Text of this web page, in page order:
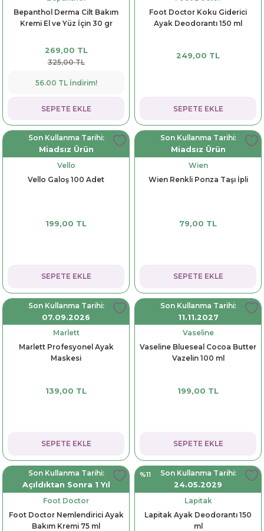
Bepanthol Derma Cilt Bakım
Kremi El ve Yüz İçin 30 gr
269,00 TL
325,00 TL
56.00 TL İndirim!
SEPETE EKLE
Foot Doctor Koku Giderici
Ayak Deodorantı 150 ml
249,00 TL
SEPETE EKLE
Son Kullanma Tarihi:
Miadsız Ürün
Vello
Vello Galoş 100 Adet
199,00 TL
SEPETE EKLE
Son Kullanma Tarihi:
Miadsız Ürün
Wien
Wien Renkli Ponza Taşı İpli
79,00 TL
SEPETE EKLE
Son Kullanma Tarihi:
07.09.2026
Marlett
Marlett Profesyonel Ayak
Maskesi
139,00 TL
SEPETE EKLE
Son Kullanma Tarihi:
11.11.2027
Vaseline
Vaseline Blueseal Cocoa Butter
Vazelin 100 ml
199,00 TL
SEPETE EKLE
Son Kullanma Tarihi:
Açıldıktan Sonra 1 Yıl
Foot Doctor
Foot Doctor Nemlendirici Ayak
Bakım Kremi 75 ml
%11
Son Kullanma Tarihi:
24.05.2029
Lapitak
Lapitak Ayak Deodorantı 150
ml